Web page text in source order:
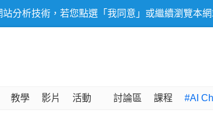
分析技術，若您點選「我同意」或繼續瀏覽本
教學 影片 活動 討論區 課程 #AI